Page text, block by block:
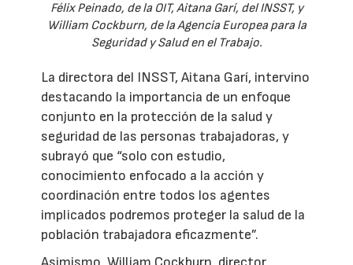
Félix Peinado, de la OIT, Aitana Garí, del INSST, y
William Cockburn, de la Agencia Europea para la
Seguridad y Salud en el Trabajo.
La directora del INSST, Aitana Garí, intervino
destacando la importancia de un enfoque
conjunto en la protección de la salud y
seguridad de las personas trabajadoras, y
subrayó que “solo con estudio,
conocimiento enfocado a la acción y
coordinación entre todos los agentes
implicados podremos proteger la salud de la
población trabajadora eficazmente”.